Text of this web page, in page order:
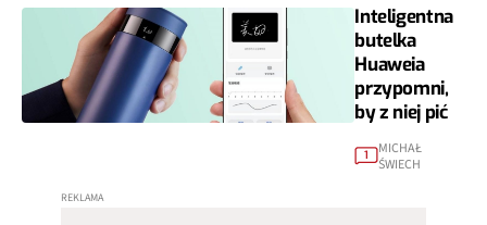
Inteligentna
butelka
Huaweia
przypomni,
by z niej pić
1
MICHAŁ
ŚWIECH